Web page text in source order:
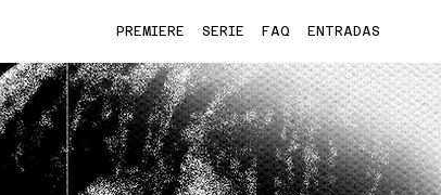
PREMIERE SERIE FAQ ENTRADAS